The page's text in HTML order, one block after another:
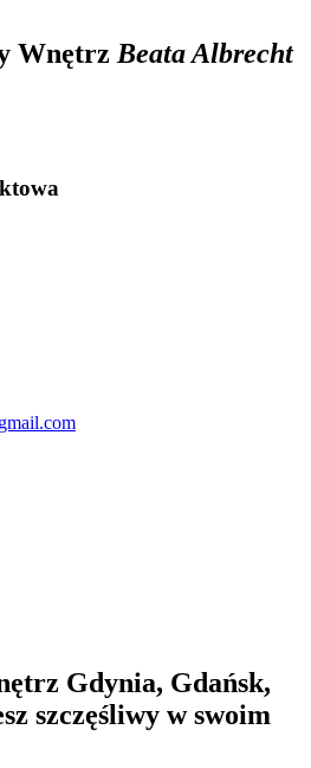
Wnętrz Beata Albrecht
Gdynia, Gdańsk,
szczęśliwy w swoim